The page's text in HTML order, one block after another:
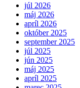
júl 2026
máj 2026
apríl 2026
október 2025
september 2025
júl 2025
jún 2025
máj 2025
apríl 2025